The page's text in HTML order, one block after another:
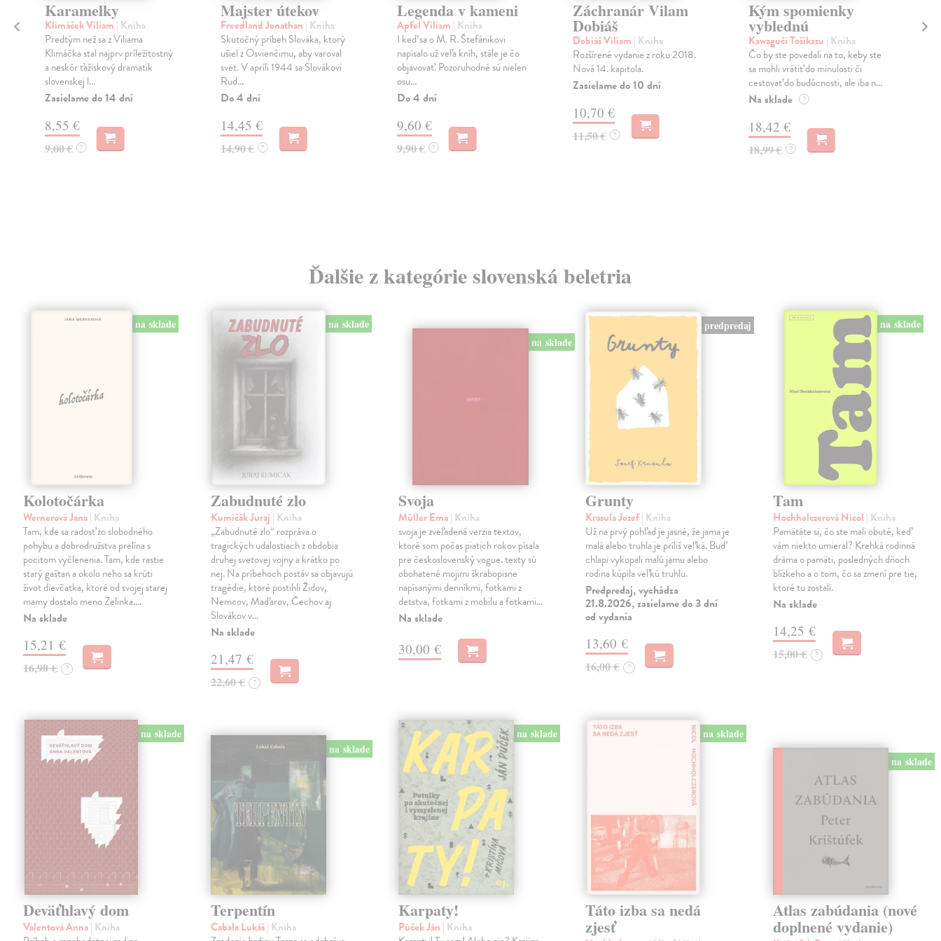
Karamelky
Klimáček Viliam | Kniha
Predtým než sa z Viliama
Klimáčka stal najprv príležitostný
a neskôr ťažiskový dramatik
slovenskej l...
Zasielame do 14 dní
8,55 €
9,00 € ?
Majster útekov
Freedland Jonathan | Kniha
Skutočný príbeh Slováka, ktorý
ušiel z Osvienčimu, aby varoval
svet. V apríli 1944 sa Slovákovi
Rud...
Do 4 dní
14,45 €
14,90 € ?
Legenda v kameni
Apfel Viliam | Kniha
I keď sa o M. R. Štefánikovi
napísalo už veľa kníh, stále je čo
objavovať. Pozoruhodné sú nielen
osu...
Do 4 dní
9,60 €
9,90 € ?
Záchranár Vilam
Dobiáš
Dobiáš Viliam | Kniha
Rozšírené vydanie z roku 2018.
Nová 14. kapitola.
Zasielame do 10 dní
10,70 €
11,50 € ?
Kým spomienky
vyblednú
Kawaguči Tošikazu | Kniha
Čo by ste povedali na to, keby ste
sa mohli vrátiť do minulosti či
cestovať do budúcnosti, ale iba n...
Na sklade ?
18,42 €
18,99 € ?
Ďalšie z kategórie slovenská beletria
na sklade
Kolotočárka
Wernerová Jana| Kniha
Tam, kde sa radosť zo slobodného
pohybu a dobrodružstva prelína s
pocitom vyčlenenia. Tam, kde rastie
starý gaštan a okolo neho sa krúti
život dievčatka, ktoré od svojej starej
mamy dostalo meno Zelinka.…
Na sklade
15,21 €
16,90 € ?
na sklade
Zabudnuté zlo
Kumičák Juraj | Kniha
„Zabudnuté zlo“ rozpráva o
tragických udalostiach z obdobia
druhej svetovej vojny a krátko po
nej. Na príbehoch postáv sa objavujú
tragédie, ktoré postihli Židov,
Nemcov, Maďarov, Čechov aj
Slovákov v…
Na sklade
21,47 €
22,60 € ?
na sklade
Svoja
Müller Ema| Kniha
svoja je zveľadená verzia textov,
ktoré som počas piatich rokov písala
pre československý vogue. texty sú
obohatené mojimi škrabopisne
napísanými denníkmi, fotkami z
detstva, fotkami z mobilu a fotkami…
Na sklade
30,00 €
predpredaj
Grunty
Krasula Jozef| Kniha
Už na prvý pohľad je jasné, že jama je
malá alebo truhla je príliš veľká. Buď
chlapi vykopali malú jamu alebo
rodina kúpila veľkú truhlu.
Predpredaj, vychádza
21.8.2026, zasielame do 3 dní
od vydania
13,60 €
16,00 € ?
na sklade
Tam
Hochholczerová Nicol | Kniha
Pamätáte si, čo ste mali obuté, keď
vám niekto umieral? Krehká rodinná
dráma o pamäti, posledných dňoch
blízkeho a o tom, čo sa zmení pre tie,
ktoré tu zostali.
Na sklade
14,25 €
15,00 € ?
na sklade
Deväťhlavý dom
Valentová Anna| Kniha
na sklade
Terpentín
Cabala Lukáš| Kniha
na sklade
Karpaty!
Púček Ján | Kniha
na sklade
Táto izba sa nedá
zjesť
na sklade
Atlas zabúdania (nové
doplnené vydanie)